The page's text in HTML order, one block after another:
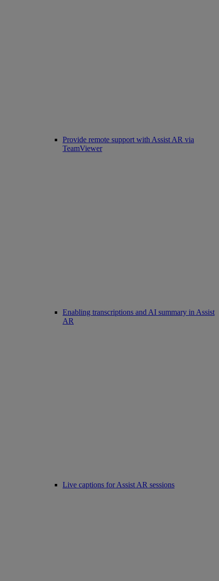
Provide remote support with Assist AR via
TeamViewer
Enabling transcriptions and AI summary in Assist
AR
Live captions for Assist AR sessions